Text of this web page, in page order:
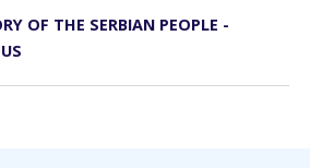
OF THE SERBIAN PEOPLE -